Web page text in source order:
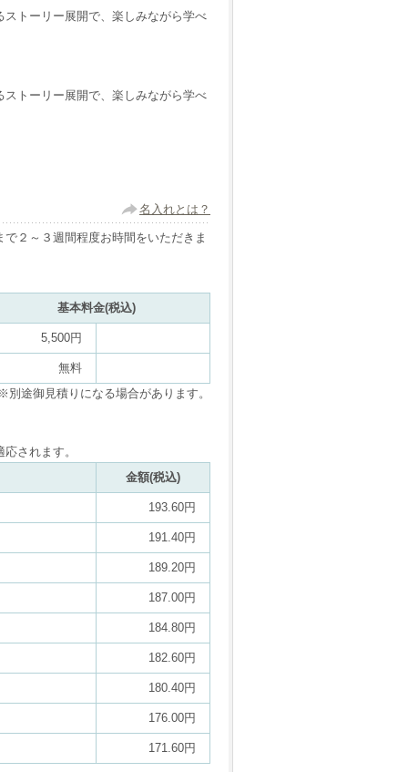
トーリー展開で、楽しみながら学べ
トーリー展開で、楽しみながら学べ
名入れとは？
２～３週間程度お時間をいただきま
基本料金(税込)
5,500円
無料
別途御見積りになる場合があります。
されます。
金額(税込)
193.60円
191.40円
189.20円
187.00円
184.80円
182.60円
180.40円
176.00円
171.60円